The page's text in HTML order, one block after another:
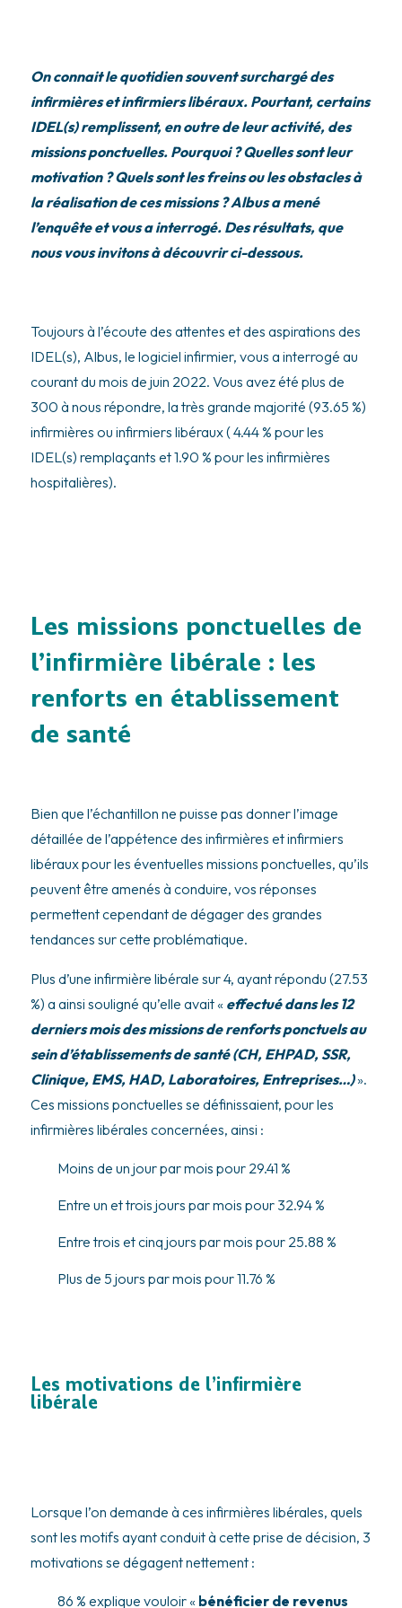
On connait le quotidien souvent surchargé des
infirmières et infirmiers libéraux. Pourtant, certains
IDEL(s) remplissent, en outre de leur activité, des
missions ponctuelles. Pourquoi ? Quelles sont leur
motivation ? Quels sont les freins ou les obstacles à
la réalisation de ces missions ? Albus a mené
l’enquête et vous a interrogé. Des résultats, que
nous vous invitons à découvrir ci-dessous.
Toujours à l’écoute des attentes et des aspirations des
IDEL(s), Albus, le logiciel infirmier, vous a interrogé au
courant du mois de juin 2022. Vous avez été plus de
300 à nous répondre, la très grande majorité (93.65 %)
infirmières ou infirmiers libéraux ( 4.44 % pour les
IDEL(s) remplaçants et 1.90 % pour les infirmières
hospitalières).
Les missions ponctuelles de
l’infirmière libérale : les
renforts en établissement
de santé
Bien que l’échantillon ne puisse pas donner l’image
détaillée de l’appétence des infirmières et infirmiers
libéraux pour les éventuelles missions ponctuelles, qu’ils
peuvent être amenés à conduire, vos réponses
permettent cependant de dégager des grandes
tendances sur cette problématique.
Plus d’une infirmière libérale sur 4, ayant répondu (27.53
%) a ainsi souligné qu’elle avait « effectué dans les 12
derniers mois des missions de renforts ponctuels au
sein d’établissements de santé (CH, EHPAD, SSR,
Clinique, EMS, HAD, Laboratoires, Entreprises…)».
Ces missions ponctuelles se définissaient, pour les
infirmières libérales concernées, ainsi :
Moins de un jour par mois pour 29.41 %
Entre un et trois jours par mois pour 32.94 %
Entre trois et cinq jours par mois pour 25.88 %
Plus de 5 jours par mois pour 11.76 %
Les motivations de l’infirmière
libérale
Lorsque l’on demande à ces infirmières libérales, quels
sont les motifs ayant conduit à cette prise de décision, 3
motivations se dégagent nettement :
86 % explique vouloir « bénéficier de revenus